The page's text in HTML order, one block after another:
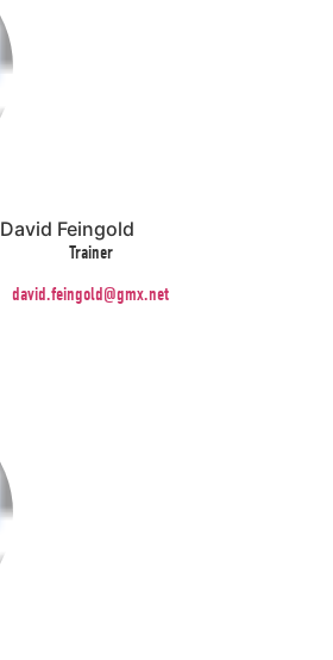
David Feingold
Trainer
david.feingold@gmx.net